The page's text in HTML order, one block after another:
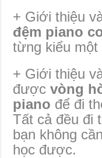
+ Giới thiệu
đệm piano
từng kiểu
+ Giới thiệu
đượcvòng
piano để đi
Tất cả đều đi
bạn không
học được.